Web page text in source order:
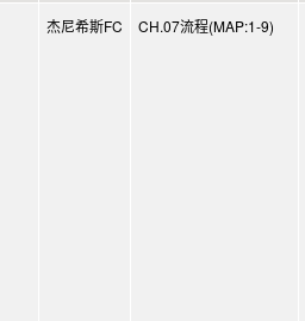
杰尼希斯FC CH.07流程(MAP:1-9)